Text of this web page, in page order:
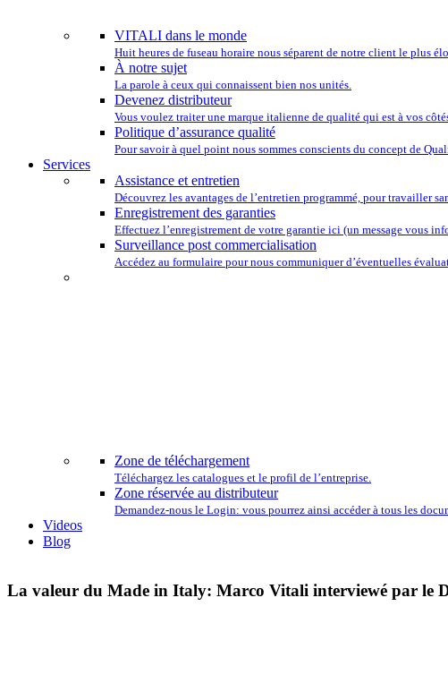
VITALI dans le monde
Huit heures de fuseau horaire nous séparent de notre client le plus
À notre sujet
La parole à ceux qui connaissent bien nos unités.
Devenez distributeur
Vous voulez traiter une marque italienne de qualité qui est à vos
Politique d’assurance qualité
Pour savoir à quel point nous sommes conscients du concept de
Services
Assistance et entretien
Découvrez les avantages de l’entretien programmé, pour travailler
Enregistrement des garanties
Effectuez l’enregistrement de votre garantie ici (un message vous
Surveillance post commercialisation
Accédez au formulaire pour nous communiquer d’éventuelles
Zone de téléchargement
Téléchargez les catalogues et le profil de l’entreprise.
Zone réservée au distributeur
Demandez-nous le Login: vous pourrez ainsi accéder à tous les
Videos
Blog
La valeur du Made in Italy: Marco Vitali interviewé par le